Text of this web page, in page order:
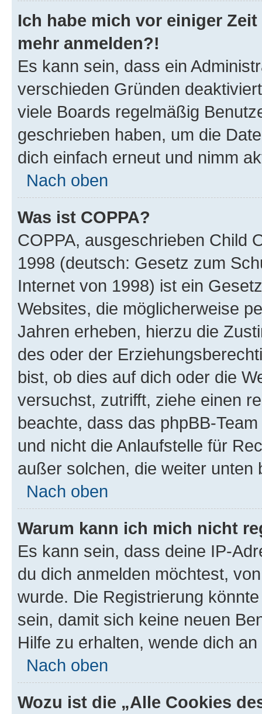
Ich habe mich vor einiger
mehr anmelden?!
Es kann sein, dass ein
verschieden Gründen
viele Boards regelmäßig
geschrieben haben, um die
dich einfach erneut und nimm
Nach oben
Was ist COPPA?
COPPA, ausgeschrieben Child
1998 (deutsch: Gesetz zum
Internet von 1998) ist ein
Websites, die möglicherweise
Jahren erheben, hierzu die
des oder der
bist, ob dies auf dich oder die
versuchst, zutrifft, ziehe einen
beachte, dass das phpBB-
und nicht die Anlaufstelle für
außer solchen, die weiter unten
Nach oben
Warum kann ich mich nicht
Es kann sein, dass deine IP-
du dich anmelden möchtest,
wurde. Die Registrierung
sein, damit sich keine neuen
Hilfe zu erhalten, wende dich
Nach oben
Wozu ist die „Alle Cookies